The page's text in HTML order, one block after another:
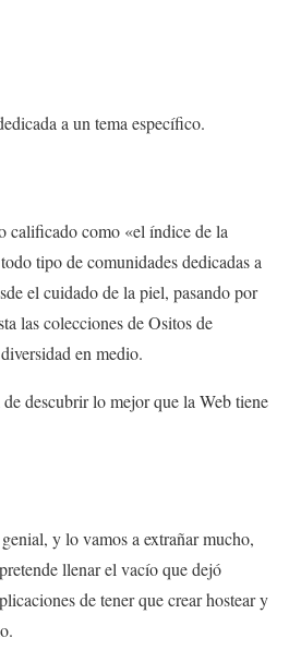
a un tema específico.
calificado como «el índice de la
tipo de comunidades dedicadas a
el cuidado de la piel, pasando por
las colecciones de Ositos de
en medio.
descubrir lo mejor que la Web tiene
y lo vamos a extrañar mucho,
llenar el vacío que dejó
de tener que crear hostear y